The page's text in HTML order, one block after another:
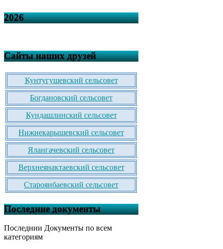
2026
Сайты наших друзей
Кунтугушевский сельсовет
Богдановский сельсовет
Кундашлинский сельсовет
Нижнекарышевский сельсовет
Ялангачевский сельсовет
Верхнеянактаевский сельсовет
Староянбаевский сельсовет
Последние документы
Последнии Документы по всем
категориям